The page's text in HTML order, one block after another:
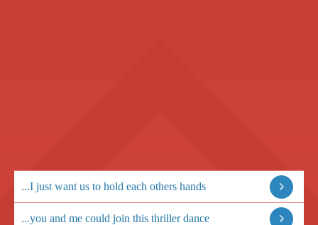
...I just want us to hold each others hands
...you and me could join this thriller dance